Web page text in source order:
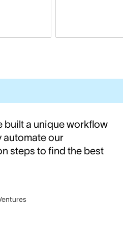
built a unique workflow
automate our
steps to find the best